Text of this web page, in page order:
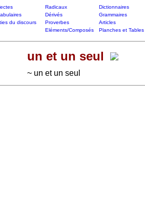
Radicaux
Dictionnaires
Dérivés
Grammaires
du discours Proverbes
Articles
Eléments/Composés Planches et Tables
un et un seul
~ un et un seul